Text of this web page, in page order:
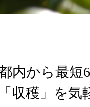
内から最短
収穫」を